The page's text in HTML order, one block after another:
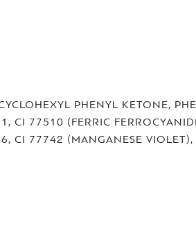
PHENYL KETONE,
77510 (FERRIC
CI 77742 (MANGANESE